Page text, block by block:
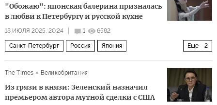
"Обожаю": японская балерина призналась
в любви к Петербургу и русской кухне
18 ИЮЛЯ 2025, 20:24 1 6582
Еще 2
Санкт-Петербург Россия Япония
The Times
Великобритания
Из грязи в князи: Зеленский назначил
премьером автора мутной сделки с США